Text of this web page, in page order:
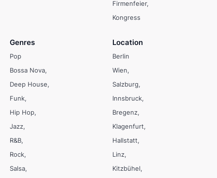
Firmenfeier
Kongress
Genres
Pop
Bossa Nova
Deep House
Funk
Hip Hop
Jazz
R&B
Rock
Salsa
Location
Berlin
Wien
Salzburg
Innsbruck
Bregenz
Klagenfurt
Hallstatt
Linz
Kitzbühel